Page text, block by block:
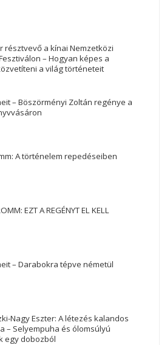
résztvevő a kínai Nemzetközi
– Hogyan képes a
a világ történeteit
– Böszörményi Zoltán regénye a
A történelem repedéseiben
EZT A REGÉNYT EL KELL
– Darabokra tépve németül
Nagy Eszter: A létezés kalandos
– Selyempuha és ólomsúlyú
egy dobozból